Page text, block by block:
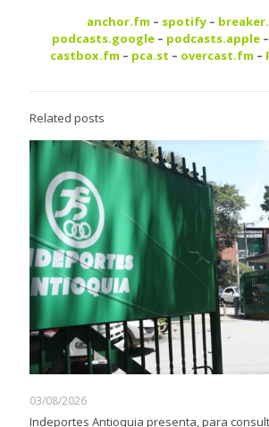
anchor.fm – spotify –
podcasts.google – podcasts.apple –
castbox.fm – pca.st – overcast.fm –
Related posts
03/08/2026
Indeportes Antioquia presenta, para